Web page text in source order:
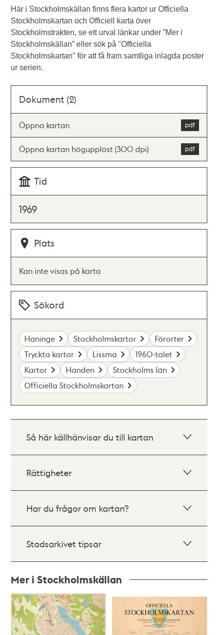
Här i Stockholmskällan finns flera kartor ur Officiella
Stockholmskartan och Officiell karta över
Stockholmstrakten, se ett urval länkar under ”Mer i
Stockholmskällan” eller sök på "Officiella
Stockholmskartan" för att få fram samtliga inlagda poster
ur serien.
Dokument (2)
Öppna kartan
Öppna kartan högupplöst (300 dpi)
Tid
1969
Plats
Kan inte visas på karta
Sökord
Haninge Stockholmskartor
Förorter
Tryckta kartor
Lissma
1960-talet
Kartor
Handen
Stockholms län
Officiella Stockholmskartan
Så här källhänvisar du till kartan
Rättigheter
Har du frågor om kartan?
Stadsarkivet tipsar
Mer i Stockholmskällan
Relaterade
poster
och
teman